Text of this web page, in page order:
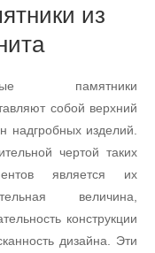
из
памятники
собой верхний
надгробных изделий.
чертой таких
является их
величина,
конструкции
дизайна. Эти